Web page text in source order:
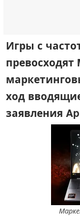
Игры с
превосходят
ход
заявления